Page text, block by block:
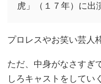
虎」（１７年）に出
プロレスやお笑い芸人
ただ、中身がなさすぎ
しろキャストをしてい